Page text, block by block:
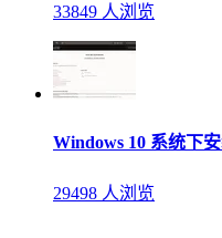
33849 人浏览
Windows 10 系统下
29498 人浏览